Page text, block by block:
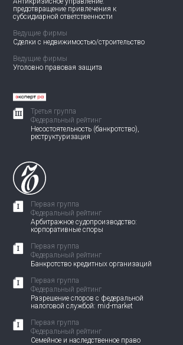
предотвращение привлечения к
субсидиарной ответственности
Ведущие фирмы
Сделки с недвижимостью/строительство
Ведущие фирмы
Уголовно правовая защита
Третья группа
Федеральный рейтинг
Несостоятельность (банкротство),
реструктуризация
Первая группа
Федеральный рейтинг
Арбитражное судопроизводство:
корпоративные споры
Первая группа
Федеральный рейтинг
Банкротство кредитных организаций
Первая группа
Федеральный рейтинг
Разрешение споров с федеральной
налоговой службой: mid-market
Первая группа
Федеральный рейтинг
Семейное и наследственное право